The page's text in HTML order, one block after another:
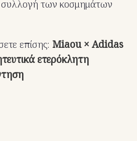
των κοσμημάτων
επίσης: Miaou × Adidas
ετερόκλητη